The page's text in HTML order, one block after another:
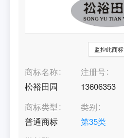
监控此商标
商标名称
松裕田园
注册号
13606353
商标类型
普通商标
类别
第35类